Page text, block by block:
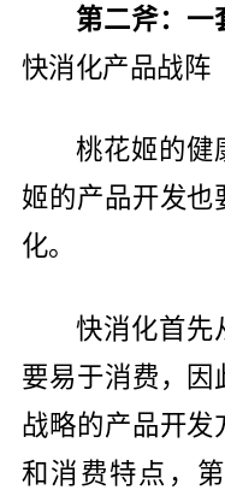
第二斧：一
快消化产品战阵
桃花姬的健
姬的产品开发也
化。
快消化首先
要易于消费，
战略的产品开发
和消费特点，